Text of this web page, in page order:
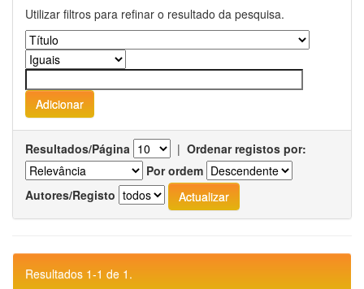
Utilizar filtros para refinar o resultado da pesquisa.
Resultados/Página | Ordenar registos por:
Por ordem
Autores/Registo
Resultados 1-1 de 1.